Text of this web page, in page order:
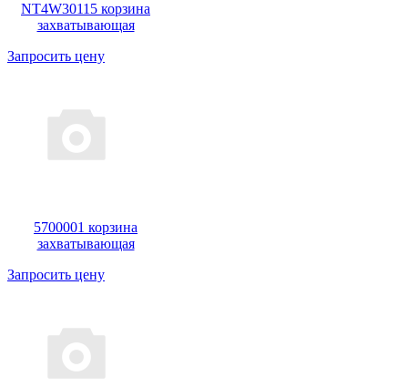
NT4W30115 корзина
захватывающая
Запросить цену
5700001 корзина
захватывающая
Запросить цену